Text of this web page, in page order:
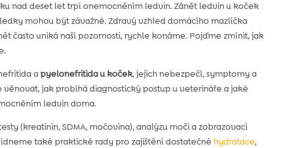
nad deset let trpí onemocněním ledvin. Zánět ledvin u koček
mohou být závažné. Zdravý vzhled domácího mazlíčka
často uniká naší pozornosti, rychle konáme. Pojďme zmínit, jak
a pyelonefritida u koček, jejich nebezpečí, symptomy a
jak probíhá diagnostický postup u veterináře a jaké
ledvin doma.
(kreatinin, SDMA, močovina), analýzu moči a zobrazovací
také praktické rady pro zajištění dostatečné hydratace,